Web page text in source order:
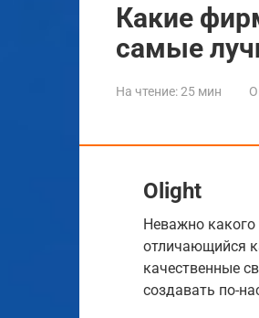
Какие
самые
На чтение:25 мин
Olight
Неважно
отличающийся
качественные
создавать по-